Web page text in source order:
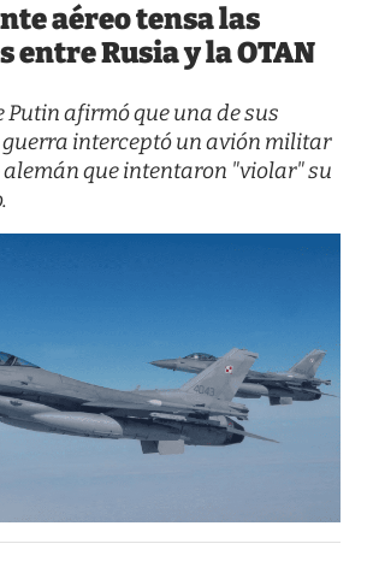
aéreo tensa las
entre Rusia y la OTAN
Putin afirmó que una de sus
guerra interceptó un avión militar
alemán que intentaron "violar" su